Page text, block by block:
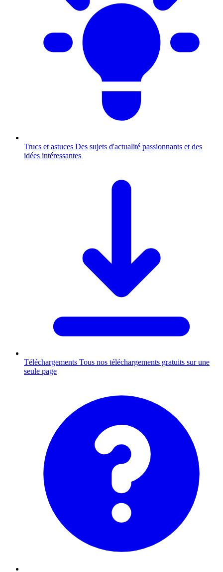
Trucs et astuces Des sujets d'actualité passionnants et des
idées intéressantes
Téléchargements Tous nos téléchargements gratuits sur une
seule page